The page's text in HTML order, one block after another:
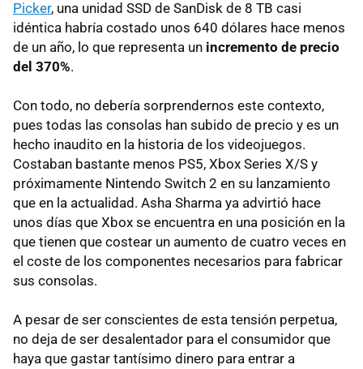
Picker, una unidad SSD de SanDisk de 8 TB casi
idéntica habría costado unos 640 dólares hace menos
de un año, lo que representa un incremento de precio
del 370%.
Con todo, no debería sorprendernos este contexto,
pues todas las consolas han subido de precio y es un
hecho inaudito en la historia de los videojuegos.
Costaban bastante menos PS5, Xbox Series X/S y
próximamente Nintendo Switch 2 en su lanzamiento
que en la actualidad. Asha Sharma ya advirtió hace
unos días que Xbox se encuentra en una posición en la
que tienen que costear un aumento de cuatro veces en
el coste de los componentes necesarios para fabricar
sus consolas.
A pesar de ser conscientes de esta tensión perpetua,
no deja de ser desalentador para el consumidor que
haya que gastar tantísimo dinero para entrar a